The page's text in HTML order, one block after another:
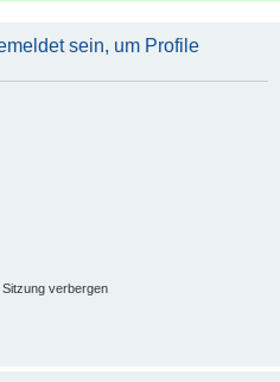
sein, um Profile
verbergen